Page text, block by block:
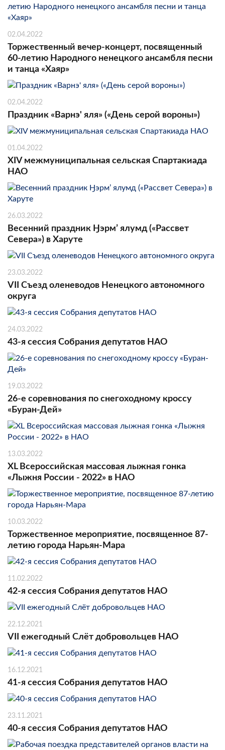
02.04.2022
Торжественный вечер-концерт, посвященный
60-летию Народного ненецкого ансамбля песни
и танца «Хаяр»
02.04.2022
Праздник «Варнэ' яля» («День серой вороны»)
01.04.2022
XIV межмуниципальная сельская Спартакиада
НАО
26.03.2022
Весенний праздник Ӈэрм’ ялумд («Рассвет
Севера») в Харуте
23.03.2022
VII Съезд оленеводов Ненецкого автономного
округа
24.03.2022
43-я сессия Собрания депутатов НАО
19.03.2022
26-е соревнования по снегоходному кроссу
«Буран-Дей»
13.03.2022
XL Всероссийская массовая лыжная гонка
«Лыжня России - 2022» в НАО
10.03.2022
Торжественное мероприятие, посвященное 87-
летию города Нарьян-Мара
11.02.2022
42-я сессия Собрания депутатов НАО
22.12.2021
VII ежегодный Слёт добровольцев НАО
16.12.2021
41-я сессия Собрания депутатов НАО
23.11.2021
40-я сессия Собрания депутатов НАО